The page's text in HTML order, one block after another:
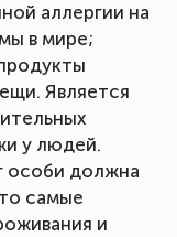
аллергии на
в мире;
Является
у людей.
особи должна
самые
и